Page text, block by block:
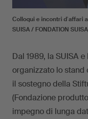
Colloqui e incontri dʼaffari
SUISA / FONDATION
Dal 1989, la SUISA
organizzato lo stand
il sostegno della
(Fondazione
impegno di lunga